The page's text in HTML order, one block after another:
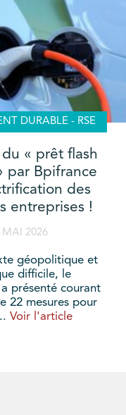
DURABLE - RSE
« prêt flash
par Bpifrance
des
entreprises !
MAI 2026
géopolitique et
difficile, le
présenté courant
22 mesures pour
Voir l'article